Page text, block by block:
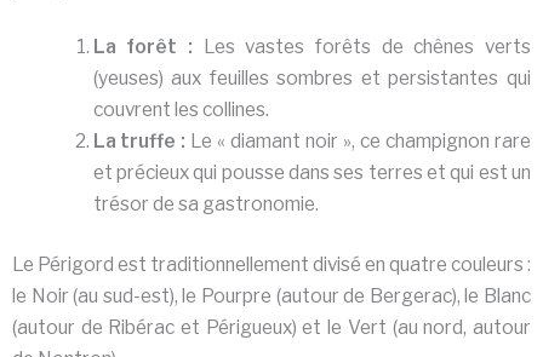
La forêt : Les vastes forêts de chênes verts
(yeuses) aux feuilles sombres et persistantes qui
couvrent les collines.
La truffe : Le « diamant noir », ce champignon rare
et précieux qui pousse dans ses terres et qui est un
trésor de sa gastronomie.
Le Périgord est traditionnellement divisé en quatre couleurs :
le Noir (au sud-est), le Pourpre (autour de Bergerac), le Blanc
(autour de Ribérac et Périgueux) et le Vert (au nord, autour